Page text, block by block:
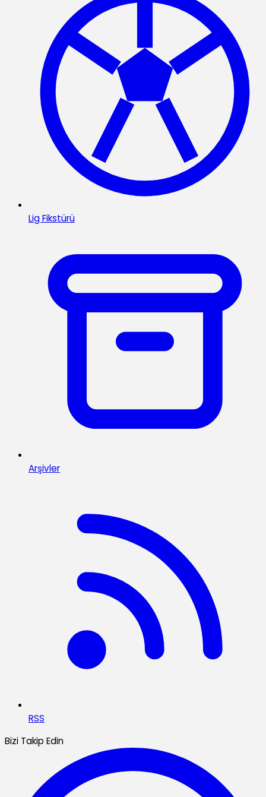
Lig Fikstürü
Arşivler
RSS
Bizi Takip Edin